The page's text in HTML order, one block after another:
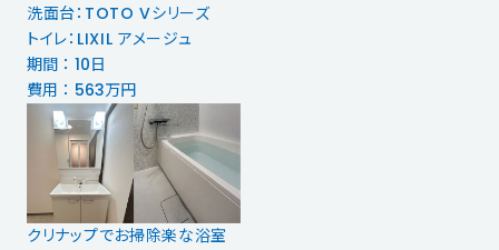
洗面台：TOTO Vシリーズ
トイレ：LIXIL アメージュ
期間 ： 10日
費用 ： 563万円
クリナップでお掃除楽な浴室